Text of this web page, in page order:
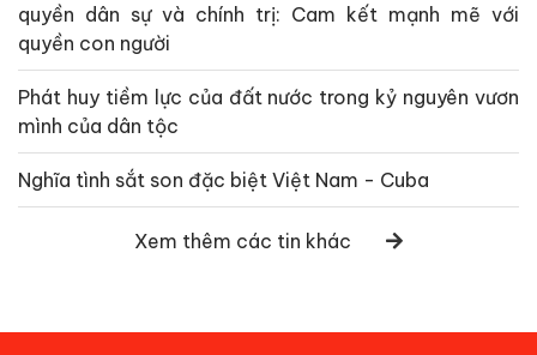
quyền dân sự và chính trị: Cam kết mạnh mẽ với
quyền con người
Phát huy tiềm lực của đất nước trong kỷ nguyên vươn
mình của dân tộc
Nghĩa tình sắt son đặc biệt Việt Nam - Cuba
Xem thêm các tin khác